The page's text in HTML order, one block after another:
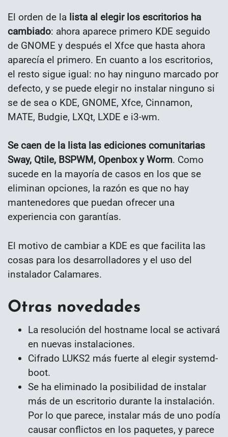
El orden de la lista al elegir los escritorios ha
cambiado: ahora aparece primero KDE seguido
de GNOME y después el Xfce que hasta ahora
aparecía el primero. En cuanto a los escritorios,
el resto sigue igual: no hay ninguno marcado por
defecto, y se puede elegir no instalar ninguno si
se de sea o KDE, GNOME, Xfce, Cinnamon,
MATE, Budgie, LXQt, LXDE e i3-wm.
Se caen de la lista las ediciones comunitarias
Sway, Qtile, BSPWM, Openbox y Worm. Como
sucede en la mayoría de casos en los que se
eliminan opciones, la razón es que no hay
mantenedores que puedan ofrecer una
experiencia con garantías.
El motivo de cambiar a KDE es que facilita las
cosas para los desarrolladores y el uso del
instalador Calamares.
Otras novedades
La resolución del hostname local se activará
en nuevas instalaciones.
Cifrado LUKS2 más fuerte al elegir systemd-
boot.
Se ha eliminado la posibilidad de instalar
más de un escritorio durante la instalación.
Por lo que parece, instalar más de uno podía
causar conflictos en los paquetes, y parece